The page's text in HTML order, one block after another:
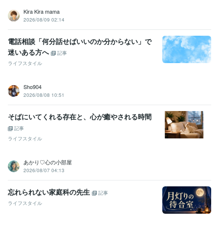
Kira Kira mama
2026/08/09 02:14
電話相談「何分話せばいいのか分からない」で
迷いある方へ
記事
ライフスタイル
Sho904
2026/08/08 10:51
そばにいてくれる存在と、心が癒やされる時間
記事
ライフスタイル
あかり♡心の小部屋
2026/08/07 04:13
忘れられない家庭科の先生
記事
ライフスタイル